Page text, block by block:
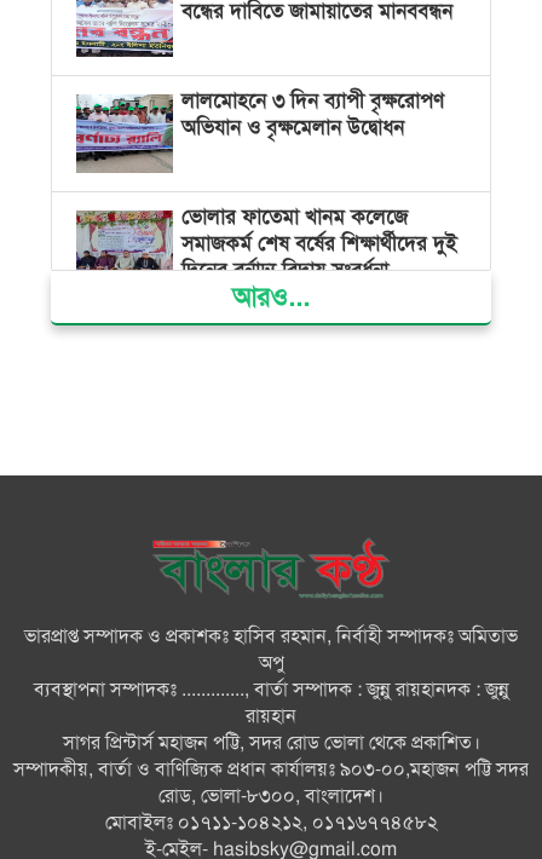
বন্ধের দাবিতে জামায়াতের মানববন্ধন
লালমোহনে ৩ দিন ব্যাপী বৃক্ষরোপণ
অভিযান ও বৃক্ষমেলান উদ্বোধন
ভোলার ফাতেমা খানম কলেজে
সমাজকর্ম শেষ বর্ষের শিক্ষার্থীদের দুই
দিনের বর্নাঢ্য বিদায় সংবর্ধনা
বিভ্রান্তকারীদের ব্যাপারে সতর্ক থাকুন :
শক্তিশালী হবে দেশের ভবিষ্যৎ :
বিএনপির সকল ক্ষমতার উৎস জনগণ:
প্রধানমন্ত্রী
বিরোধীদল হাসিনার ভাষায় কথা বলা
শুরু করেছে : মির্জা ফখরুল
রাষ্ট্রপতি নির্বাচনের জন্য মনোনয়নপত্র
সংগ্রহ করেছে বিএনপি
আরও...
ভারপ্রাপ্ত সম্পাদক ও প্রকাশকঃ হাসিব রহমান, নির্বাহী সম্পাদকঃ অমিতাভ
অপু
ব্যবস্থাপনা সম্পাদকঃ ............., বার্তা সম্পাদক : জুন্নু রায়হানদক : জুন্নু
রায়হান
সাগর প্রিন্টার্স মহাজন পট্টি, সদর রোড ভোলা থেকে প্রকাশিত।
সম্পাদকীয়, বার্তা ও বাণিজ্যিক প্রধান কার্যালয়ঃ ৯০৩-০০,মহাজন পট্টি সদর
রোড, ভোলা-৮৩০০, বাংলাদেশ।
মোবাইলঃ ০১৭১১-১০৪২১২, ০১৭১৬৭৭৪৫৮২
ই-মেইল- hasibsky@gmail.com